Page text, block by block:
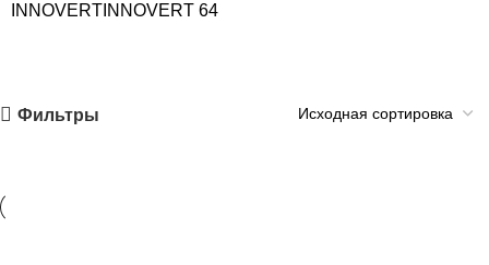
INNOVERT INNOVERT 64
Фильтры